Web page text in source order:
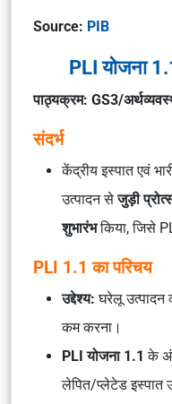
Source: PIB
PLI योजना
पाठ्यक्रम: GS3/
संदर्भ
केंद्रीय इस्पात एवं
उत्पादन सेजुड़ी
शुभारंभकिया, जिसे
PLI 1.1 का परिचय
उद्देश्य:घरेलू उत्पादन
कम करना।
PLI योजना 1.1के
लेपित/प्लेटेड इस्पात